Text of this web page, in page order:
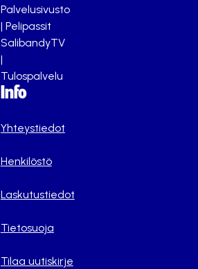
Palvelusivusto
| Pelipassit
SalibandyTV
|
Tulospalvelu
Info
Yhteystiedot
Henkilöstö
Laskutustiedot
Tietosuoja
Tilaa uutiskirje